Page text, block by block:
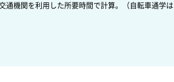
機関を利用した所要時間で計算。（自転車通学は